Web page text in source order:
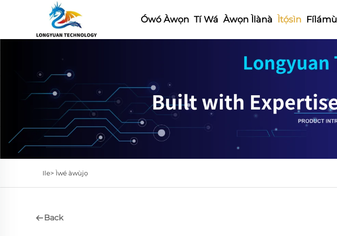
Ówó Àwọn Tí Wá Àwọn Ìlànà Ìtọ́sìn Fílámù
Ile> Ìwé àwùjọ
Back